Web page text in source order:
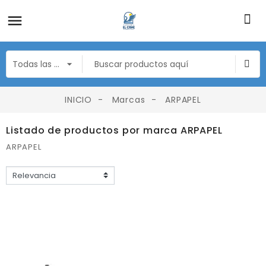
INICIO Marcas ARPAPEL
Listado de productos por marca ARPAPEL
ARPAPEL